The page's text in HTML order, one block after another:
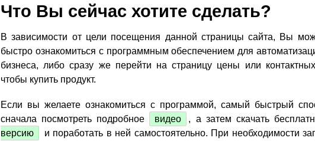
Что Вы сейчас хотите сделать?
В зависимости от цели посещения данной страницы сайта, Вы
быстро ознакомиться с программным обеспечением для
бизнеса, либо сразу же перейти на страницу цены или
чтобы купить продукт.
Если вы желаете ознакомиться с программой, самый быстрый
сначала посмотреть подробное
видео , а затем скачать
версию
и поработать в ней самостоятельно. При необходимости